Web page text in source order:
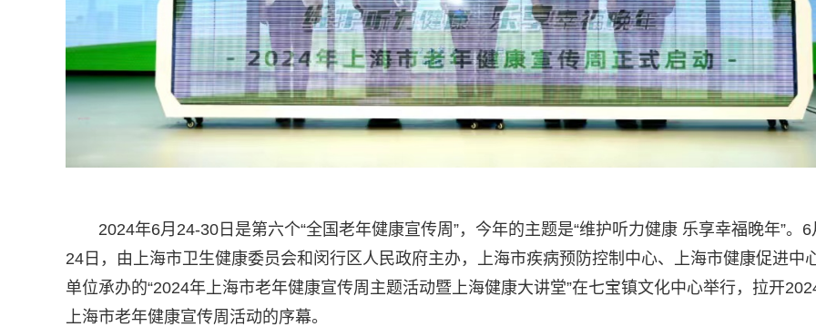
2024年6月24-30日是第六个“全国老年健康宣传周”，今年的主题是“维护听力健康 乐享幸福晚年”。6
24日，由上海市卫生健康委员会和闵行区人民政府主办，上海市疾病预防控制中心、上海市健康促进中
单位承办的“2024年上海市老年健康宣传周主题活动暨上海健康大讲堂”在七宝镇文化中心举行，拉开
上海市老年健康宣传周活动的序幕。